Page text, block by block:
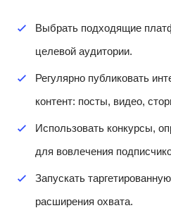
Выбрать подходящие
целевой аудитории.
Регулярно публиковать
контент: посты, видео,
Использовать конкурсы,
для вовлечения
Запускать
расширения охвата.